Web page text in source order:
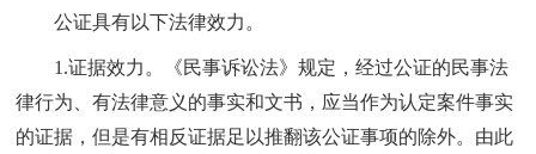
公证具有以下法律效力。
1.证据效力。《民事诉讼法》规定，经过公证的民事法
律行为、有法律意义的事实和文书，应当作为认定案件事实
的证据，但是有相反证据足以推翻该公证事项的除外。由此